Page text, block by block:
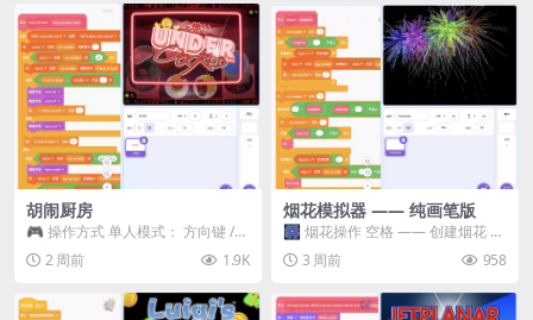
胡闹厨房
🎮 操作方式 单人模式： 方向键 /
WASD —— 移动 Z / K —— 抓...
2 周前 1.9K
烟花模拟器 —— 纯画笔版
🎆 烟花操作 空格 —— 创建烟花 1
~ 3 —— 切换烟花类型 普通烟花
嘶...3 周前 958